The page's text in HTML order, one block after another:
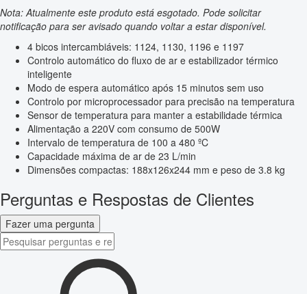
Nota: Atualmente este produto está esgotado. Pode solicitar
notificação para ser avisado quando voltar a estar disponível.
4 bicos intercambiáveis: 1124, 1130, 1196 e 1197
Controlo automático do fluxo de ar e estabilizador térmico
inteligente
Modo de espera automático após 15 minutos sem uso
Controlo por microprocessador para precisão na temperatura
Sensor de temperatura para manter a estabilidade térmica
Alimentação a 220V com consumo de 500W
Intervalo de temperatura de 100 a 480 ºC
Capacidade máxima de ar de 23 L/min
Dimensões compactas: 188x126x244 mm e peso de 3.8 kg
Perguntas e Respostas de Clientes
Fazer uma pergunta